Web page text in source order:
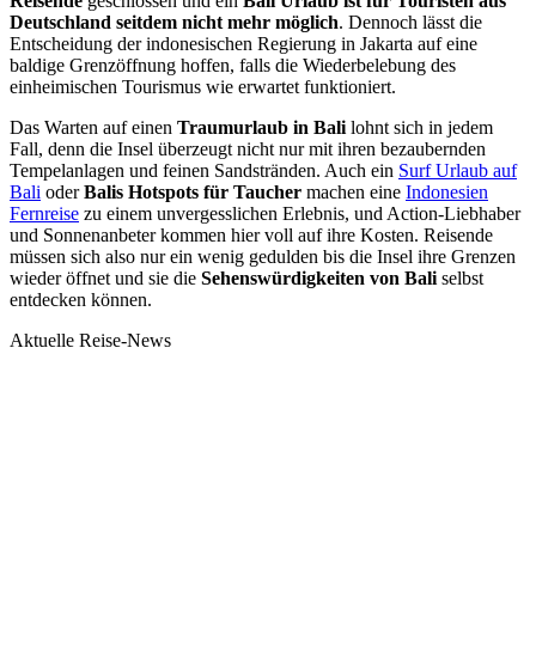
Deutschland seitdem nicht mehr möglich. Dennoch lässt die
Entscheidung der indonesischen Regierung in Jakarta auf eine
baldige Grenzöffnung hoffen, falls die Wiederbelebung des
einheimischen Tourismus wie erwartet funktioniert.
Das Warten auf einen Traumurlaub in Balilohnt sich in jedem
Fall, denn die Insel überzeugt nicht nur mit ihren bezaubernden
Tempelanlagen und feinen Sandstränden. Auch ein Surf Urlaub auf
Bali oderBalis Hotspots für Taucher machen eine Indonesien
Fernreise zu einem unvergesslichen Erlebnis, und Action-Liebhaber
und Sonnenanbeter kommen hier voll auf ihre Kosten. Reisende
müssen sich also nur ein wenig gedulden bis die Insel ihre Grenzen
wieder öffnet und sie die Sehenswürdigkeiten von Baliselbst
entdecken können.
Aktuelle Reise-News